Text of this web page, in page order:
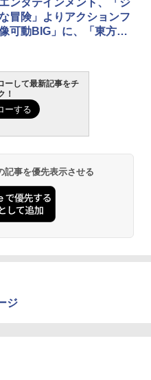
ンタテインメント、「ジ
冒険」よりアクションフ
可動BIG」に、「東方仗
ーして最新記事をチ
！
記事を優先表示させる
ジ